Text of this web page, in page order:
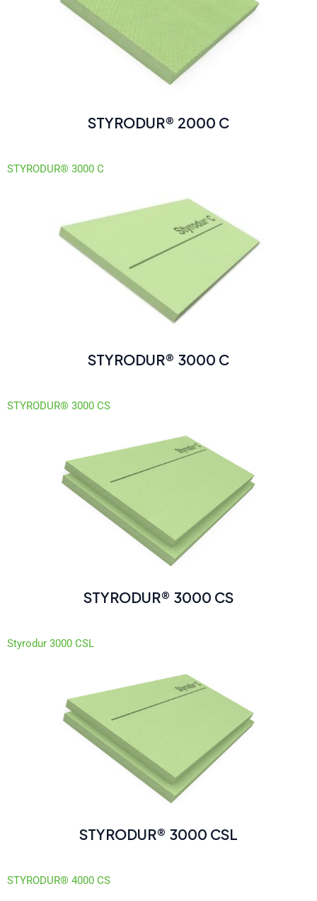
STYRODUR® 2000 C
STYRODUR® 3000 C
STYRODUR® 3000 C
STYRODUR® 3000 CS
STYRODUR® 3000 CS
Styrodur 3000 CSL
STYRODUR® 3000 CSL
STYRODUR® 4000 CS